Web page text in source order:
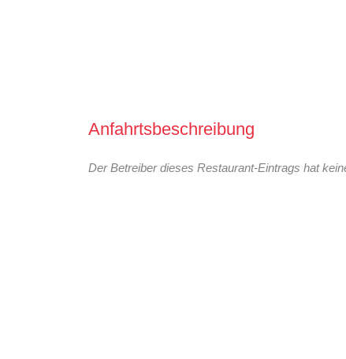
Anfahrtsbeschreibung
Der Betreiber dieses Restaurant-Eintrags hat